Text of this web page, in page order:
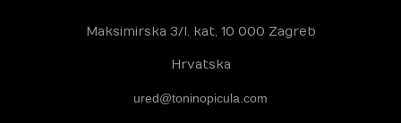
Maksimirska 3/I. kat, 10 000 Zagreb
Hrvatska
ured@toninopicula.com